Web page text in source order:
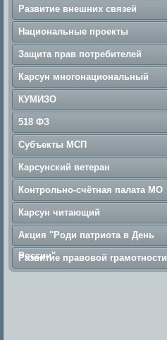
Развитие внешних связей
Национальные проекты
Защита прав потребителей
Карсун многонациональный
КУМИЗО
518 ФЗ
Субъекты МСП
Карсунский ветеран
Контрольно-счётная палата МО
Карсун читающий
Акция "Роди патриота в День
России"
Развитие правовой грамотности